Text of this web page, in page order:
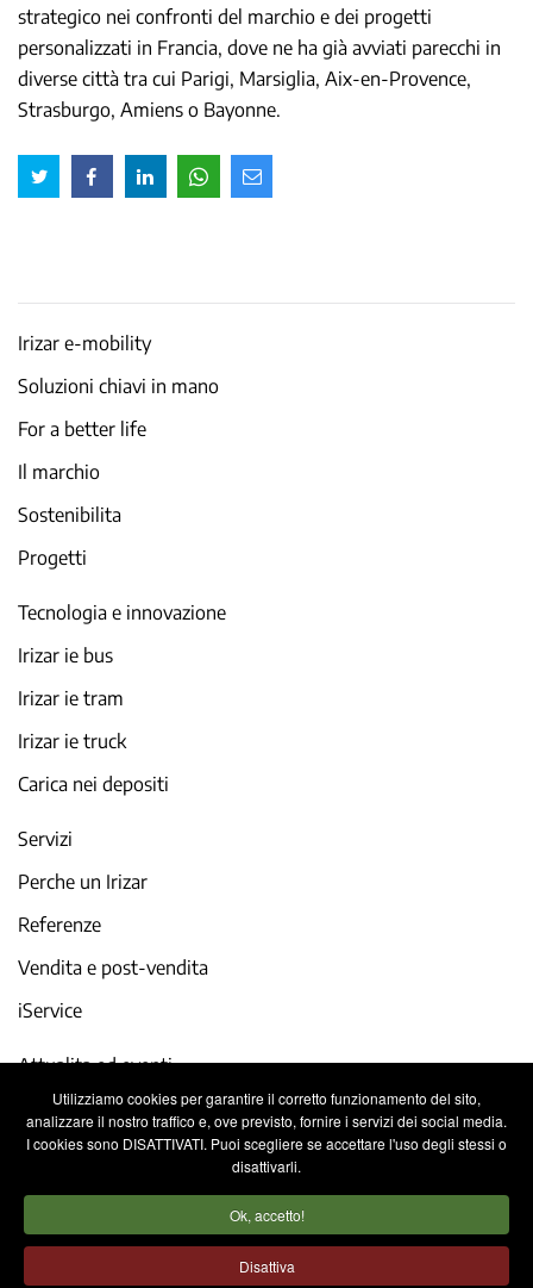
Utilizziamo cookies per garantire il corretto funzionamento del sito,
analizzare il nostro traffico e, ove previsto, fornire i servizi dei social media.
I cookies sono DISATTIVATI. Puoi scegliere se accettare l'uso degli stessi o
disattivarli.
Ok, accetto!
Disattiva
strategico nei confronti del marchio e dei progetti
personalizzati in Francia, dove ne ha già avviati parecchi in
diverse città tra cui Parigi, Marsiglia, Aix-en-Provence,
Strasburgo, Amiens o Bayonne.
Irizar e-mobility
Soluzioni chiavi in mano
For a better life
Il marchio
Sostenibilita
Progetti
Tecnologia e innovazione
Irizar ie bus
Irizar ie tram
Irizar ie truck
Carica nei depositi
Servizi
Perche un Irizar
Referenze
Vendita e post-vendita
iService
Attualita ed eventi
Lavora con noi
Contatto
Note legali
Politica sulla privacy